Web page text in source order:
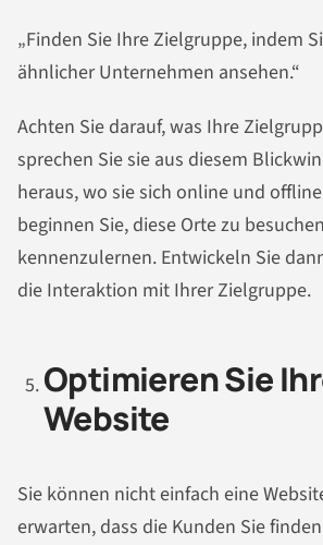
„Finden Sie Ihre Zielgruppe, indem
ähnlicher Unternehmen ansehen.“
Achten Sie darauf, was Ihre
sprechen Sie sie aus diesem
heraus, wo sie sich online und
beginnen Sie, diese Orte zu
kennenzulernen. Entwickeln Sie
die Interaktion mit Ihrer Zielgruppe.
Optimieren Sie
Website
Sie können nicht einfach eine
erwarten, dass die Kunden Sie